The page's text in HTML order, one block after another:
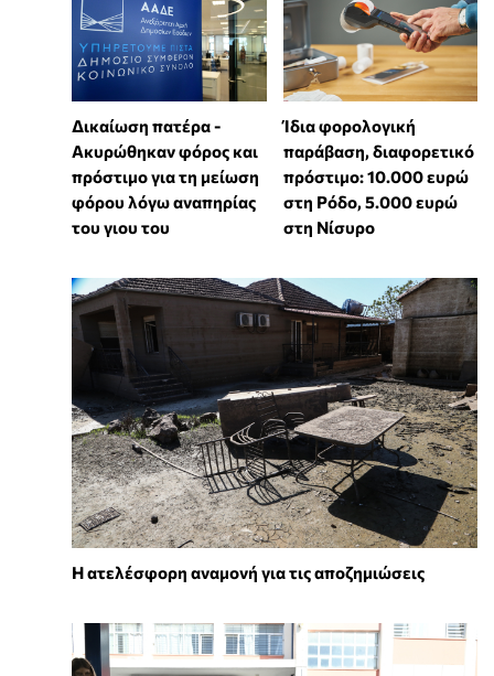
Δικαίωση πατέρα -
Ακυρώθηκαν φόρος και
πρόστιμο για τη μείωση
φόρου λόγω αναπηρίας
του γιου του
Ίδια φορολογική
παράβαση, διαφορετικό
πρόστιμο: 10.000 ευρώ
στη Ρόδο, 5.000 ευρώ
στη Νίσυρο
Η ατελέσφορη αναμονή για τις αποζημιώσεις